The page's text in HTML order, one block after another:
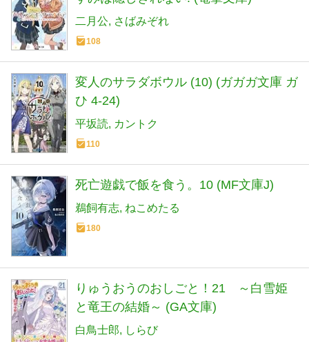
二月公 さばみぞれ
108
変人のサラダボウル (10) (ガガガ文庫 ガ
ひ 4-24)
平坂読 カントク
110
死亡遊戯で飯を食う。10 (MF文庫J)
鵜飼有志 ねこめたる
180
りゅうおうのおしごと！21 ～白雪姫
と竜王の結婚～ (GA文庫)
白鳥士郎 しらび